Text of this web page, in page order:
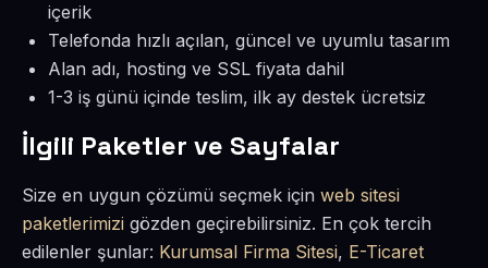
içerik
Telefonda hızlı açılan, güncel ve uyumlu tasarım
Alan adı, hosting ve SSL fiyata dahil
1-3 iş günü içinde teslim, ilk ay destek ücretsiz
İlgili Paketler ve Sayfalar
Size en uygun çözümü seçmek için web sitesi
paketlerimizi gözden geçirebilirsiniz. En çok tercih
edilenler şunlar: Kurumsal Firma Sitesi, E-Ticaret